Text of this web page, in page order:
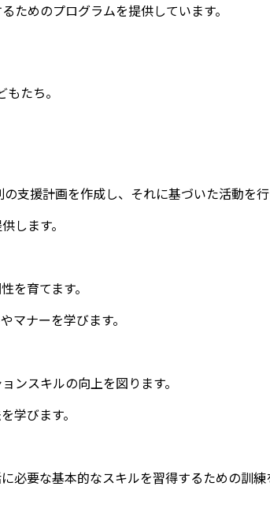
ためのプログラムを提供しています。
たち。
支援計画を作成し、それに基づいた活動を
します。
を育てます。
マナーを学びます。
ンスキルの向上を図ります。
学びます。
必要な基本的なスキルを習得するための訓